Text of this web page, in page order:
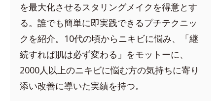
を最大化させるスタリングメイクを得意とす
る。誰でも簡単に即実践できるプチテクニッ
クを紹介。10代の頃からニキビに悩み、「継
続すれば肌は必ず変わる」をモットーに、
2000人以上のニキビに悩む方の気持ちに寄り
添い改善に導いた実績を持つ。